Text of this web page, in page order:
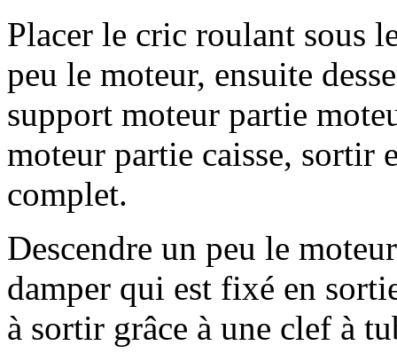
Placer le cric roulant sous
peu le moteur, ensuite
support moteur partie
moteur partie caisse, sortir
complet.
Descendre un peu le
damper qui est fixé en
à sortir grâce à une clef à